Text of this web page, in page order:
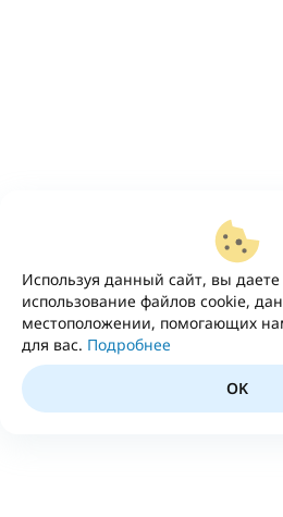
Используя данный сайт, вы даете
использование файлов cookie,
местоположении, помогающих
для вас. Подробнее
OK